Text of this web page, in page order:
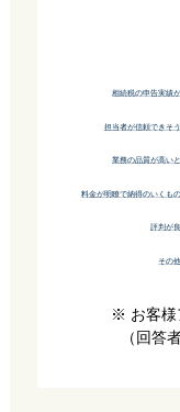
相続税の申告実績
担当者が信頼できそ
業務の品質が高い
料金が明瞭で納得のいくも
評判が
その
※ お客様
（回答